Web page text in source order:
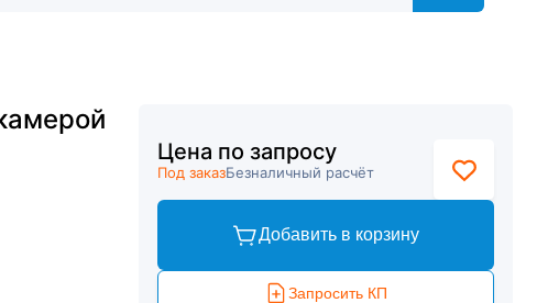
Цена по запросу
Под заказБезналичный расчёт
Добавить в корзину
Запросить КП